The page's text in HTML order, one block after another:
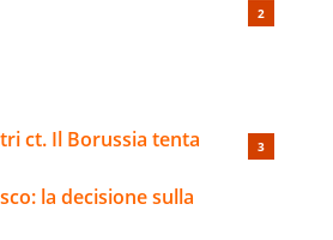
ct. Il Borussia tenta
la decisione sulla